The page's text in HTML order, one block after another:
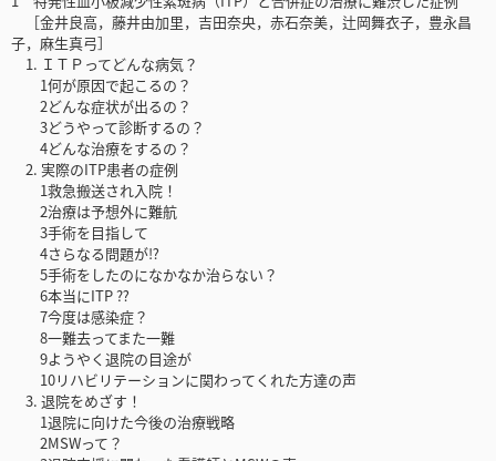
［金井良高，藤井由加里，吉田奈央，赤石奈美，辻岡舞衣子，豊永昌
子，麻生真弓］
1. ＩＴＰってどんな病気？
1何が原因で起こるの？
2どんな症状が出るの？
3どうやって診断するの？
4どんな治療をするの？
2. 実際のITP患者の症例
1救急搬送され入院！
2治療は予想外に難航
3手術を目指して
4さらなる問題が⁉
5手術をしたのになかなか治らない？
6本当にITP ⁇
7今度は感染症？
8一難去ってまた一難
9ようやく退院の目途が
10リハビリテーションに関わってくれた方達の声
3. 退院をめざす！
1退院に向けた今後の治療戦略
2MSWって？